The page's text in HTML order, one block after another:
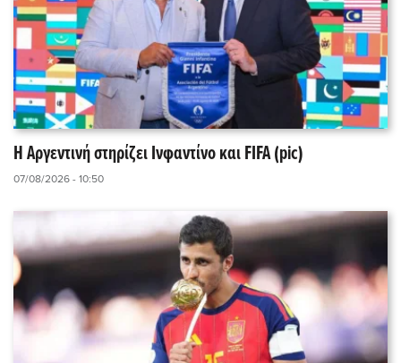
Η Αργεντινή στηρίζει Ινφαντίνο και FIFA (pic)
07/08/2026 - 10:50